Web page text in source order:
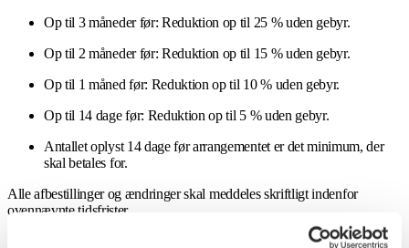
Op til 3 måneder før: Reduktion op til 25 % uden gebyr.
Op til 2 måneder før: Reduktion op til 15 % uden gebyr.
Op til 1 måned før: Reduktion op til 10 % uden gebyr.
Op til 14 dage før: Reduktion op til 5 % uden gebyr.
Antallet oplyst 14 dage før arrangementet er det minimum, der
skal betales for.
Alle afbestillinger og ændringer skal meddeles skriftligt indenfor
ovennævnte tidsfrister.